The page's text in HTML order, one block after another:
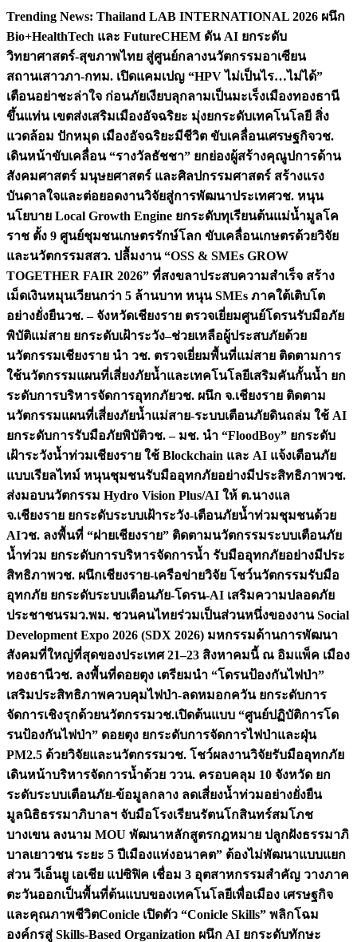
Skip
content
Trending News: Thailand LAB INTERNATIONAL 2026 ผนึก
Bio+HealthTech และ FutureCHEM ดัน AI ยกระดับ
วิทยาศาสตร์-สุขภาพไทย สู่ศูนย์กลางนวัตกรรมอาเซียน
สถานเสาวภา-กทม. เปิดแคมเปญ “HPV ไม่เป็นไร…ไม่ได้”
เตือนอย่าชะล่าใจ ก่อนภัยเงียบลุกลามเป็นมะเร็งเมืองทองธานี
ขึ้นแท่น เขตส่งเสริมเมืองอัจฉริยะ มุ่งยกระดับเทคโนโลยี สิ่ง
แวดล้อม ปักหมุด เมืองอัจฉริยะมีชีวิต ขับเคลื่อนเศรษฐกิจวช.
เดินหน้าขับเคลื่อน “รางวัลธัชชา” ยกย่องผู้สร้างคุณูปการด้าน
สังคมศาสตร์ มนุษยศาสตร์ และศิลปกรรมศาสตร์ สร้างแรง
บันดาลใจและต่อยอดงานวิจัยสู่การพัฒนาประเทศวช. หนุน
นโยบาย Local Growth Engine ยกระดับทุเรียนต้นแม่น้ำมูลโค
ราช ตั้ง 9 ศูนย์ชุมชนเกษตรรักษ์โลก ขับเคลื่อนเกษตรด้วยวิจัย
และนวัตกรรมสสว. ปลื้มงาน “OSS & SMEs GROW
TOGETHER FAIR 2026” ที่สงขลาประสบความสำเร็จ สร้าง
เม็ดเงินหมุนเวียนกว่า 5 ล้านบาท หนุน SMEs ภาคใต้เติบโต
อย่างยั่งยืนวช. – จังหวัดเชียงราย ตรวจเยี่ยมศูนย์โดรนรับมือภัย
พิบัติแม่สาย ยกระดับเฝ้าระวัง–ช่วยเหลือผู้ประสบภัยด้วย
นวัตกรรมเชียงราย นำ วช. ตรวจเยี่ยมพื้นที่แม่สาย ติดตามการ
ใช้นวัตกรรมแผนที่เสี่ยงภัยน้ำและเทคโนโลยีเสริมคันกั้นน้ำ ยก
ระดับการบริหารจัดการอุทกภัยวช. ผนึก จ.เชียงราย ติดตาม
นวัตกรรมแผนที่เสี่ยงภัยน้ำแม่สาย-ระบบเตือนภัยดินถล่ม ใช้ AI
ยกระดับการรับมือภัยพิบัติวช. – มช. นำ “FloodBoy” ยกระดับ
เฝ้าระวังน้ำท่วมเชียงราย ใช้ Blockchain และ AI แจ้งเตือนภัย
แบบเรียลไทม์ หนุนชุมชนรับมืออุทกภัยอย่างมีประสิทธิภาพวช.
ส่งมอบนวัตกรรม Hydro Vision Plus/AI ให้ ต.นางแล
จ.เชียงราย ยกระดับระบบเฝ้าระวัง-เตือนภัยน้ำท่วมชุมชนด้วย
AIวช. ลงพื้นที่ “ฝายเชียงราย” ติดตามนวัตกรรมระบบเตือนภัย
น้ำท่วม ยกระดับการบริหารจัดการน้ำ รับมืออุทกภัยอย่างมีประ
สิทธิภาพวช. ผนึกเชียงราย-เครือข่ายวิจัย โชว์นวัตกรรมรับมือ
อุทกภัย ยกระดับระบบเตือนภัย-โดรน-AI เสริมความปลอดภัย
ประชาชนรมว.พม. ชวนคนไทยร่วมเป็นส่วนหนึ่งของงาน Social
Development Expo 2026 (SDX 2026) มหกรรมด้านการพัฒนา
สังคมที่ใหญ่ที่สุดของประเทศ 21–23 สิงหาคมนี้ ณ อิมแพ็ค เมือง
ทองธานีวช. ลงพื้นที่ดอยตุง เตรียมนำ “โดรนป้องกันไฟป่า”
เสริมประสิทธิภาพควบคุมไฟป่า-ลดหมอกควัน ยกระดับการ
จัดการเชิงรุกด้วยนวัตกรรมวช.เปิดต้นแบบ “ศูนย์ปฏิบัติการโด
รนป้องกันไฟป่า” ดอยตุง ยกระดับการจัดการไฟป่าและฝุ่น
PM2.5 ด้วยวิจัยและนวัตกรรมวช. โชว์ผลงานวิจัยรับมืออุทกภัย
เดินหน้าบริหารจัดการน้ำด้วย ววน. ครอบคลุม 10 จังหวัด ยก
ระดับระบบเตือนภัย-ข้อมูลกลาง ลดเสี่ยงน้ำท่วมอย่างยั่งยืน
มูลนิธิธรรมาภิบาลฯ จับมือโรงเรียนรัตนโกสินทร์สมโภช
บางเขน ลงนาม MOU พัฒนาหลักสูตรกฎหมาย ปลูกฝังธรรมาภิ
บาลเยาวชน ระยะ 5 ปีเมืองแห่งอนาคต” ต้องไม่พัฒนาแบบแยก
ส่วน วีเอ็นยู เอเชีย แปซิฟิค เชื่อม 3 อุตสาหกรรมสำคัญ วางภาค
ตะวันออกเป็นพื้นที่ต้นแบบของเทคโนโลยีเพื่อเมือง เศรษฐกิจ
และคุณภาพชีวิตConicle เปิดตัว “Conicle Skills” พลิกโฉม
องค์กรสู่ Skills-Based Organization ผนึก AI ยกระดับทักษะ